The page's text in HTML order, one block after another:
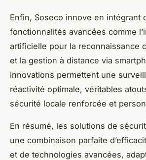
Enfin, Soseco innove en intégrant
fonctionnalités avancées comme
artificielle pour la reconnaissance
et la gestion à distance via
innovations permettent une
réactivité optimale, véritables
sécurité locale renforcée et
En résumé, les solutions de
une combinaison parfaite
et de technologies avancées,